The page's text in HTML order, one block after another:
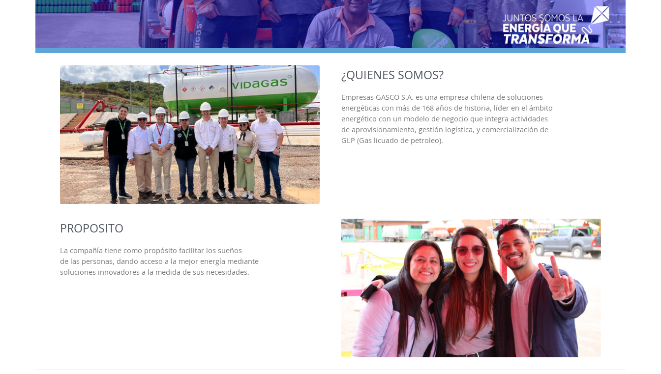
¿QUIENES SOMOS?
Empresas GASCO S.A. es una empresa chilena de soluciones
energéticas con más de 168 años de historia, líder en el ámbito
energético con un modelo de negocio que integra actividades
de aprovisionamiento, gestión logística, y comercialización de
GLP (Gas licuado de petroleo).
PROPOSITO
La compañía tiene como propósito facilitar los sueños
de las personas, dando acceso a la mejor energía mediante
soluciones innovadores a la medida de sus necesidades.